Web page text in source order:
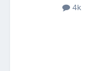
4k